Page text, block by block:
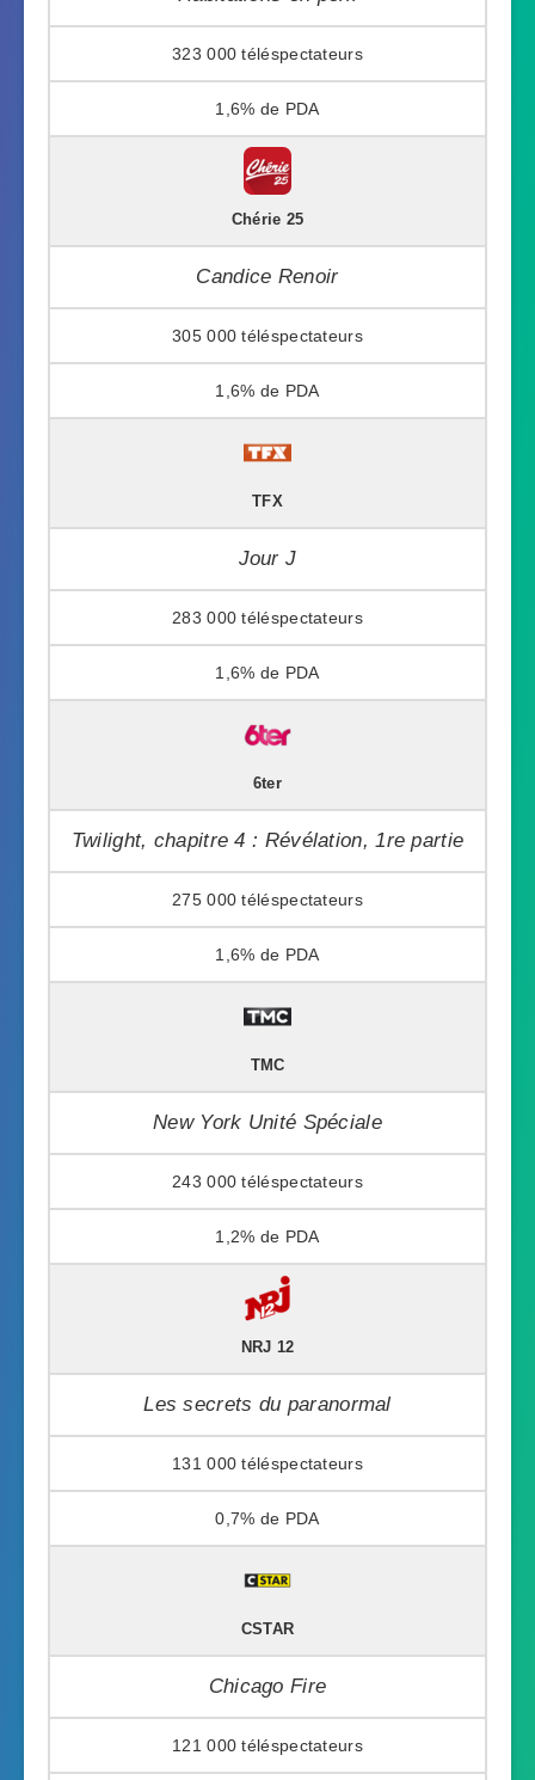
323 000
1,6%
Chérie 25
Candice Renoir
305 000
1,6%
TFX
Jour J
283 000
1,6%
6ter
Twilight, chapitre 4 : Révélation, 1re partie
275 000
1,6%
TMC
New York Unité Spéciale
243 000
1,2%
NRJ 12
Les secrets du paranormal
131 000
0,7%
CSTAR
Chicago Fire
121 000